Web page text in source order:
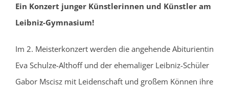
Ein Konzert junger Künstlerinnen und Künstler am
Leibniz-Gymnasium!
Im 2. Meisterkonzert werden die angehende Abiturientin
Eva Schulze-Althoff und der ehemaliger Leibniz-Schüler
Gabor Mscisz mit Leidenschaft und großem Können ihre